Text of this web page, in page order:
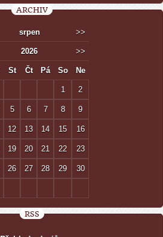
ARCHIV
srpen >>
2026 >>
St Čt Pá So Ne
1 2
5 6 7 8 9
12 13 14 15 16
19 20 21 22 23
26 27 28 29 30
RSS